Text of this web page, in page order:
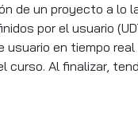
de un proyecto a lo
por el usuario
en tiempo real
Al finalizar,